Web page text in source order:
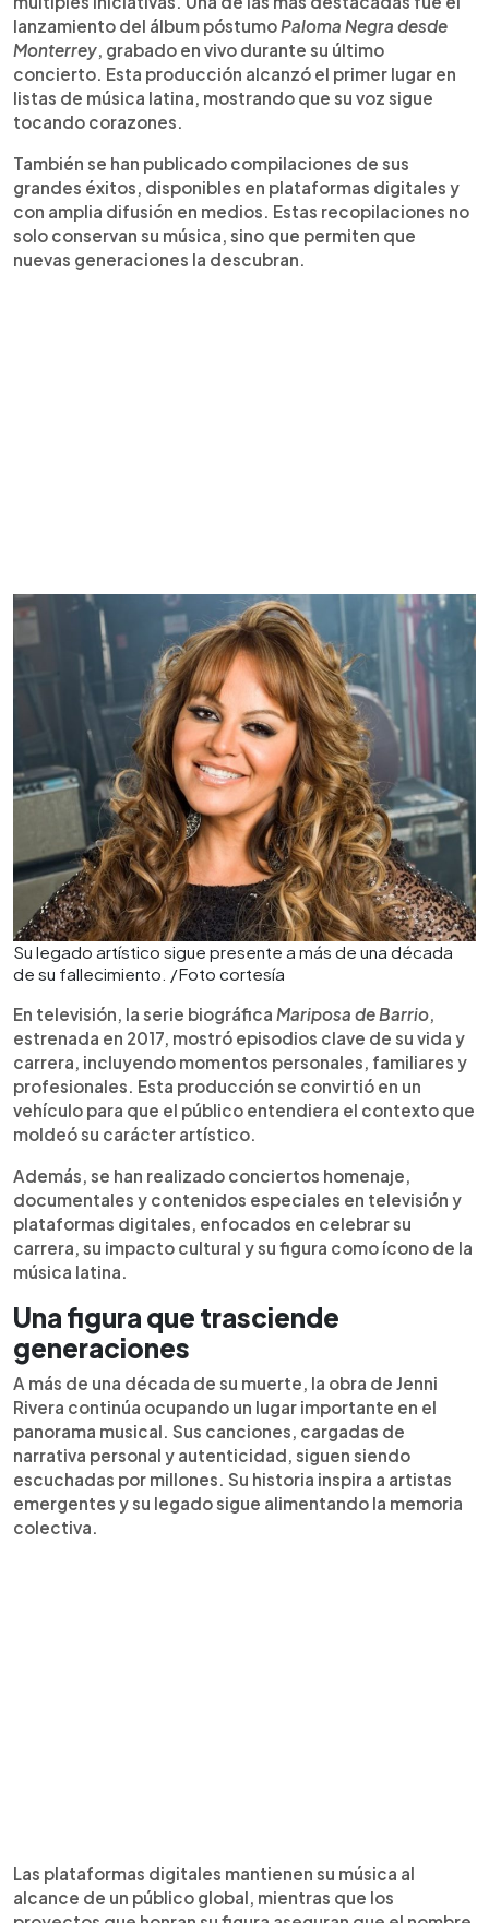
lanzamiento del álbum póstumoPaloma Negra desde
Monterrey, grabado en vivo durante su último
concierto. Esta producción alcanzó el primer lugar en
listas de música latina, mostrando que su voz sigue
tocando corazones.
También se han publicado compilaciones de sus
grandes éxitos, disponibles en plataformas digitales y
con amplia difusión en medios. Estas recopilaciones no
solo conservan su música, sino que permiten que
nuevas generaciones la descubran.
Su legado artístico sigue presente a más de una década
de su fallecimiento. /Foto cortesía
En televisión, la serie biográfica Mariposa de Barrio,
estrenada en 2017, mostró episodios clave de su vida y
carrera, incluyendo momentos personales, familiares y
profesionales. Esta producción se convirtió en un
vehículo para que el público entendiera el contexto que
moldeó su carácter artístico.
Además, se han realizado conciertos homenaje,
documentales y contenidos especiales en televisión y
plataformas digitales, enfocados en celebrar su
carrera, su impacto cultural y su figura como ícono de la
música latina.
Una figura que trasciende
generaciones
A más de una década de su muerte, la obra de Jenni
Rivera continúa ocupando un lugar importante en el
panorama musical. Sus canciones, cargadas de
narrativa personal y autenticidad, siguen siendo
escuchadas por millones. Su historia inspira a artistas
emergentes y su legado sigue alimentando la memoria
colectiva.
Las plataformas digitales mantienen su música al
alcance de un público global, mientras que los